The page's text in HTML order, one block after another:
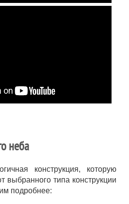
неба
конструкция, которую
выбранного типа конструкции
подробнее: